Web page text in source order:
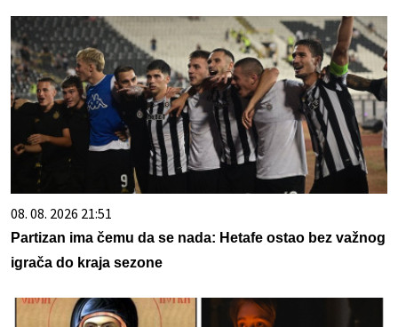
08. 08. 2026 21:51
Partizan ima čemu da se nada: Hetafe ostao bez važnog
igrača do kraja sezone